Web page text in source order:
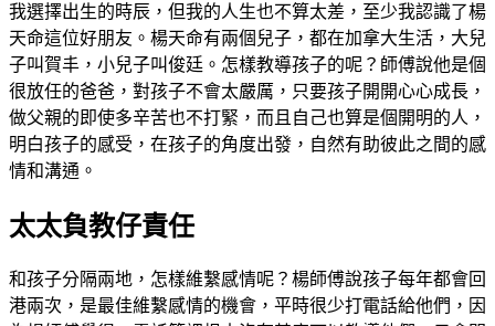
我選擇出生的時辰，但我的人生也不算太差，至少我認識了楊
天命這位好朋友。楊天命有兩個兒子，都在加拿大生活，大兒
子叫賀丰，小兒子叫俊廷。怎樣教導孩子的呢？師傅說他是個
很放任的爸爸，對孩子不會太嚴厲，只要孩子開開心心成長，
做父親的即使多辛苦也不打緊，而且自己也算是個開明的人，
明白孩子的感受，在孩子的角度出發，自然有助彼此之間的感
情和溝通。
太太負教仔責任
和孩子分隔兩地，怎樣維繫感情呢？楊師傅說孩子每年都會回
港兩次，是最佳維繫感情的機會，平時很少打電話給他們，因